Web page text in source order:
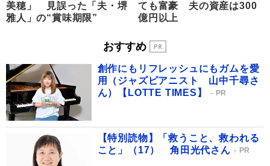
美穂」 見誤った「夫・堺
雅人」の“賞味期限”
ても富豪 夫の資産は300
億円以上
おすすめ
創作にもリフレッシュにもガムを愛
用（ジャズピアニスト 山中千尋さ
ん）【LOTTE TIMES】
PR
【特別読物】「救うこと、救われる
こと」（17） 角田光代さん
PR